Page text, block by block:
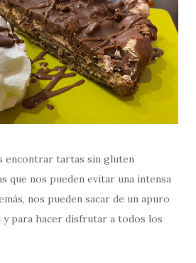
encontrar tartas sin gluten
que nos pueden evitar una intensa
nos pueden sacar de un apuro
y para hacer disfrutar a todos los